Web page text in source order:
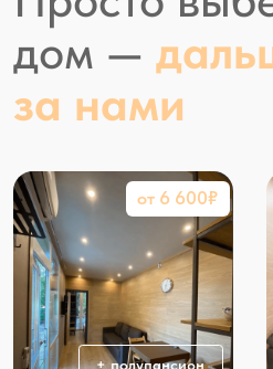
Куби семейный
4 000₽
ПОДРОБНЕЕ